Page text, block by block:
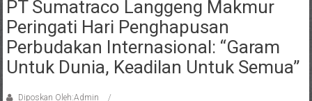
PT Sumatraco Langgeng Makmur
Peringati Hari Penghapusan
Perbudakan Internasional: “Garam
Untuk Dunia, Keadilan Untuk Semua”
Diposkan Oleh:Admin